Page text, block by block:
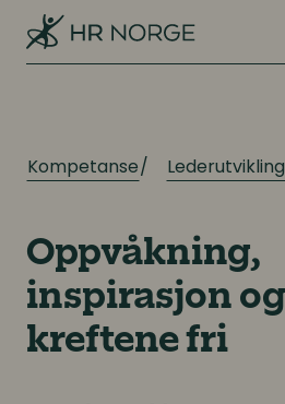
Kompetanse Lederutvikling
Oppvåkning,
inspirasjon
kreftene fri